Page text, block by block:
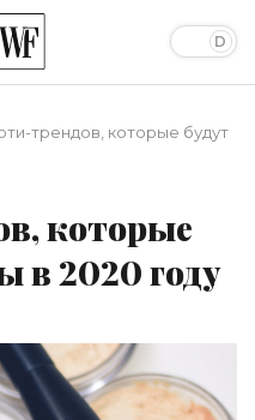
трендов, которые будут
которые
в 2020 году